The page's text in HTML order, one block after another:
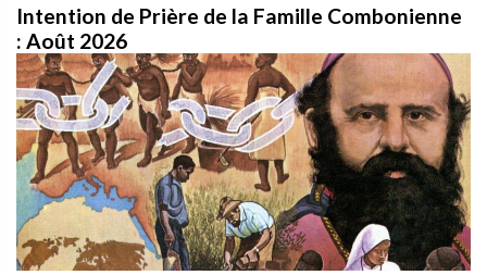
Intention de Prière de la Famille Combonienne
: Août 2026